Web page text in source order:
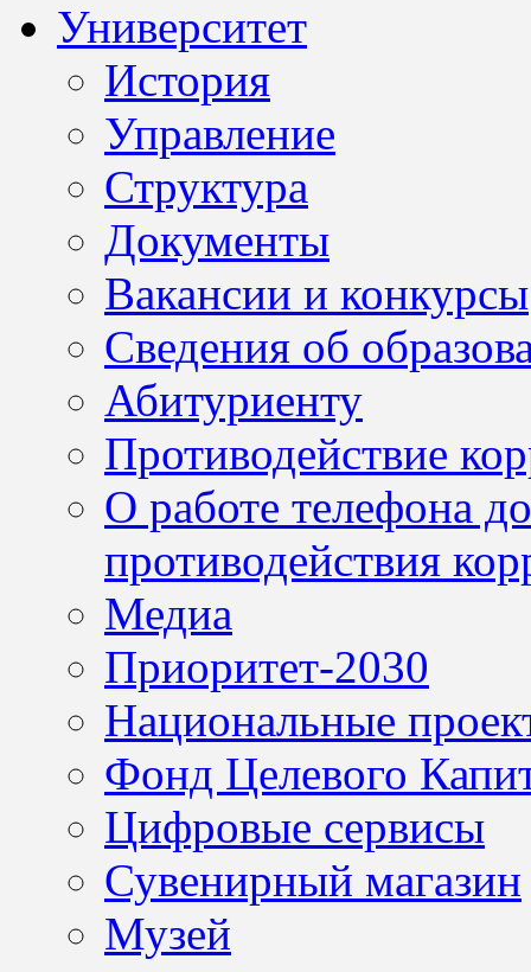
Университет
История
Управление
Структура
Документы
Вакансии и конкурсы
Сведения об
Абитуриенту
Противодействие
О работе телефона
противодействия
Медиа
Приоритет-2030
Национальные
Фонд Целевого
Цифровые сервисы
Сувенирный магазин
Музей